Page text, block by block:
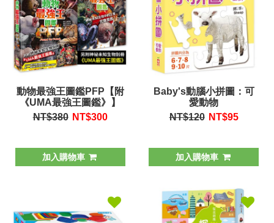
動物最強王圖鑑PFP【附
《UMA最強王圖鑑》】
NT$380 NT$300
加入購物車
Baby's動腦小拼圖：可
愛動物
NT$120 NT$95
加入購物車